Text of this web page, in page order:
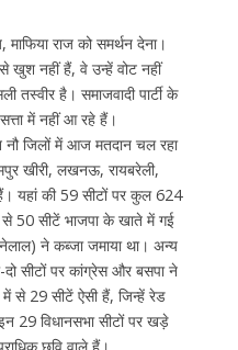
राज को समर्थन देना।
खुश नहीं हैं, वे उन्हें वोट नहीं
है। समाजवादी पार्टी के
में नहीं आ रहे हैं।
जिलों में आज मतदान चल रहा
खीरी, लखनऊ, रायबरेली,
यहां की 59 सीटों पर कुल 624
से 50 सीटें भाजपा के खाते में गई
ने कब्जा जमाया था। अन्य
सीटों पर कांग्रेस और बसपा ने
से 29 सीटें ऐसी हैं, जिन्हें रेड
29 विधानसभा सीटों पर खड़े